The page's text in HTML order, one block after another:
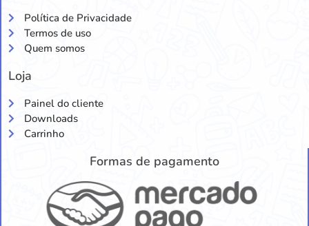
Política de Privacidade
Termos de uso
Quem somos
Loja
Painel do cliente
Downloads
Carrinho
Formas de pagamento